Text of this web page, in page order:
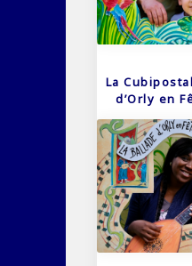
La
d’Orly en